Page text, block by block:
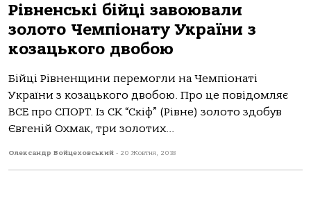
Рівненські бійці завоювали
золото Чемпіонату України з
козацького двобою
Бійці Рівненщини перемогли на Чемпіонаті
України з козацького двобою. Про це повідомляє
ВСЕ про СПОРТ. Із СК “Скіф” (Рівне) золото здобув
Євгеній Охмак, три золотих...
Олександр Войцеховський - 20 Жовтня, 2018